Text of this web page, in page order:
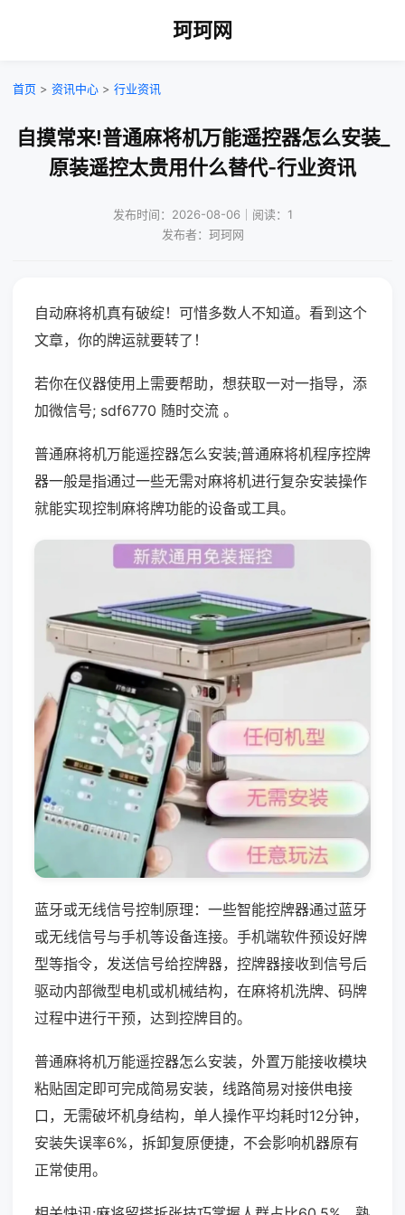
珂珂网
首页 > 资讯中心 > 行业资讯
自摸常来!普通麻将机万能遥控器怎么安装_
原装遥控太贵用什么替代-行业资讯
发布时间：2026-08-06｜阅读：1
发布者：珂珂网
自动麻将机真有破绽！可惜多数人不知道。看到这个
文章，你的牌运就要转了！
若你在仪器使用上需要帮助，想获取一对一指导，添
加微信号; sdf6770 随时交流 。
普通麻将机万能遥控器怎么安装;普通麻将机程序控牌
器一般是指通过一些无需对麻将机进行复杂安装操作
就能实现控制麻将牌功能的设备或工具。
蓝牙或无线信号控制原理：一些智能控牌器通过蓝牙
或无线信号与手机等设备连接。手机端软件预设好牌
型等指令，发送信号给控牌器，控牌器接收到信号后
驱动内部微型电机或机械结构，在麻将机洗牌、码牌
过程中进行干预，达到控牌目的。
普通麻将机万能遥控器怎么安装，外置万能接收模块
粘贴固定即可完成简易安装，线路简易对接供电接
口，无需破坏机身结构，单人操作平均耗时12分钟，
安装失误率6%，拆卸复原便捷，不会影响机器原有
正常使用。